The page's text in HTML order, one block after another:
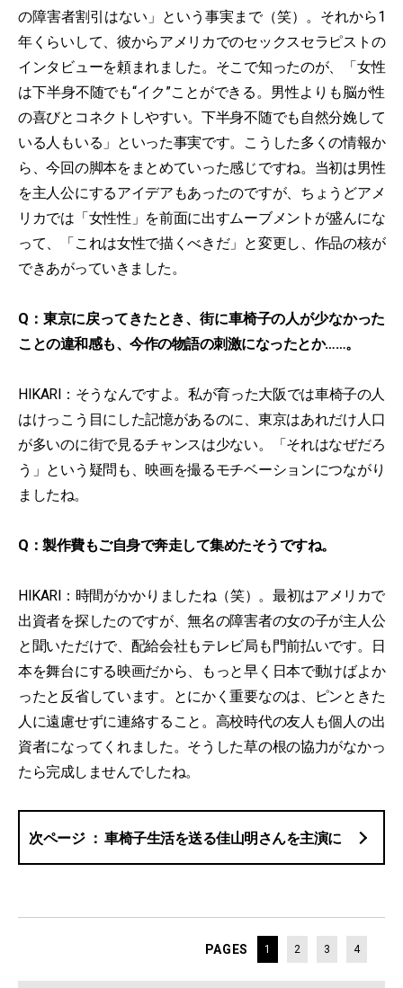
の障害者割引はない」という事実まで（笑）。それから1
年くらいして、彼からアメリカでのセックスセラピストの
インタビューを頼まれました。そこで知ったのが、「女性
は下半身不随でも“イク”ことができる。男性よりも脳が性
の喜びとコネクトしやすい。下半身不随でも自然分娩して
いる人もいる」といった事実です。こうした多くの情報か
ら、今回の脚本をまとめていった感じですね。当初は男性
を主人公にするアイデアもあったのですが、ちょうどアメ
リカでは「女性性」を前面に出すムーブメントが盛んにな
って、「これは女性で描くべきだ」と変更し、作品の核が
できあがっていきました。
Q：東京に戻ってきたとき、街に車椅子の人が少なかった
ことの違和感も、今作の物語の刺激になったとか……。
HIKARI：そうなんですよ。私が育った大阪では車椅子の人
はけっこう目にした記憶があるのに、東京はあれだけ人口
が多いのに街で見るチャンスは少ない。「それはなぜだろ
う」という疑問も、映画を撮るモチベーションにつながり
ましたね。
Q：製作費もご自身で奔走して集めたそうですね。
HIKARI：時間がかかりましたね（笑）。最初はアメリカで
出資者を探したのですが、無名の障害者の女の子が主人公
と聞いただけで、配給会社もテレビ局も門前払いです。日
本を舞台にする映画だから、もっと早く日本で動けばよか
ったと反省しています。とにかく重要なのは、ピンときた
人に遠慮せずに連絡すること。高校時代の友人も個人の出
資者になってくれました。そうした草の根の協力がなかっ
たら完成しませんでしたね。
車椅子生活を送る佳山明さんを主演に
PAGES 1 2 3 4